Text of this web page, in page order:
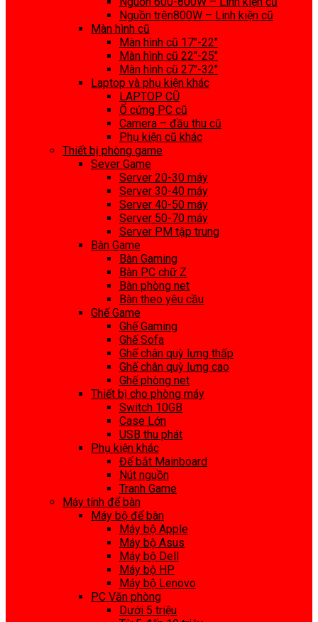
Nguồn trên800W – Linh kiện cũ
Màn hình cũ
Màn hình cũ 17″-22″
Màn hình cũ 22″-25″
Màn hình cũ 27″-32″
Laptop và phụ kiện khác
LAPTOP CŨ
Ổ cứng PC cũ
Camera – đầu thu cũ
Phụ kiện cũ khác
Thiết bị phòng game
Sever Game
Server 20-30 máy
Server 30-40 máy
Server 40-50 máy
Server 50-70 máy
Server PM tập trung
Bàn Game
Bàn Gaming
Bàn PC chữ Z
Bàn phòng net
Bàn theo yêu cầu
Ghế Game
Ghế Gaming
Ghế Sofa
Ghế chân quỳ lưng thấp
Ghế chân quỳ lưng cao
Ghế phòng net
Thiết bị cho phòng máy
Switch 10GB
Case Lớn
USB thu phát
Phụ kiện khác
Đế bắt Mainboard
Nút nguồn
Tranh Game
Máy tính để bàn
Máy bộ để bàn
Máy bộ Apple
Máy bộ Asus
Máy bộ Dell
Máy bộ HP
Máy bộ Lenovo
PC Văn phòng
Dưới 5 triệu